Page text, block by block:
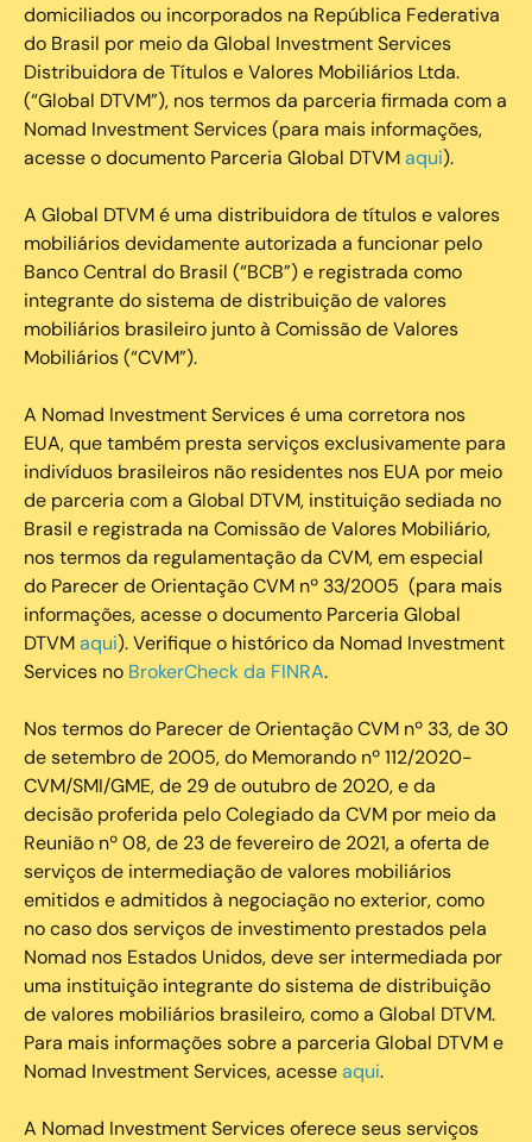
domiciliados ou incorporados na República Federativa
do Brasil por meio da Global Investment Services
Distribuidora de Títulos e Valores Mobiliários Ltda.
(“Global DTVM”), nos termos da parceria firmada com a
Nomad Investment Services (para mais informações,
acesse o documento Parceria Global DTVMaqui).
A Global DTVM é uma distribuidora de títulos e valores
mobiliários devidamente autorizada a funcionar pelo
Banco Central do Brasil (“BCB”) e registrada como
integrante do sistema de distribuição de valores
mobiliários brasileiro junto à Comissão de Valores
Mobiliários (“CVM”).
‍A Nomad Investment Services é uma corretora nos
EUA, que também presta serviços exclusivamente para
indivíduos brasileiros não residentes nos EUA por meio
de parceria com a Global DTVM, instituição sediada no
Brasil e registrada na Comissão de Valores Mobiliário,
nos termos da regulamentação da CVM, em especial
do Parecer de Orientação CVM nº 33/2005 (para mais
informações, acesse o documento Parceria Global
DTVMaqui). Verifique o histórico da Nomad Investment
Services no BrokerCheck da FINRA.
Nos termos do Parecer de Orientação CVM nº 33, de 30
de setembro de 2005, do Memorando nº 112/2020-
CVM/SMI/GME, de 29 de outubro de 2020, e da
decisão proferida pelo Colegiado da CVM por meio da
Reunião nº 08, de 23 de fevereiro de 2021, a oferta de
serviços de intermediação de valores mobiliários
emitidos e admitidos à negociação no exterior, como
no caso dos serviços de investimento prestados pela
Nomad nos Estados Unidos, deve ser intermediada por
uma instituição integrante do sistema de distribuição
de valores mobiliários brasileiro, como a Global DTVM.
Para mais informações sobre a parceria Global DTVM e
Nomad Investment Services, acesseaqui.
A Nomad Investment Services oferece seus serviços